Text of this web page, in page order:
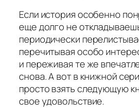
Если история особенно
еще долго не
периодически
перечитывая особо
и переживая те же
снова. А вот в книжной
просто взять следующую
свое удовольствие.